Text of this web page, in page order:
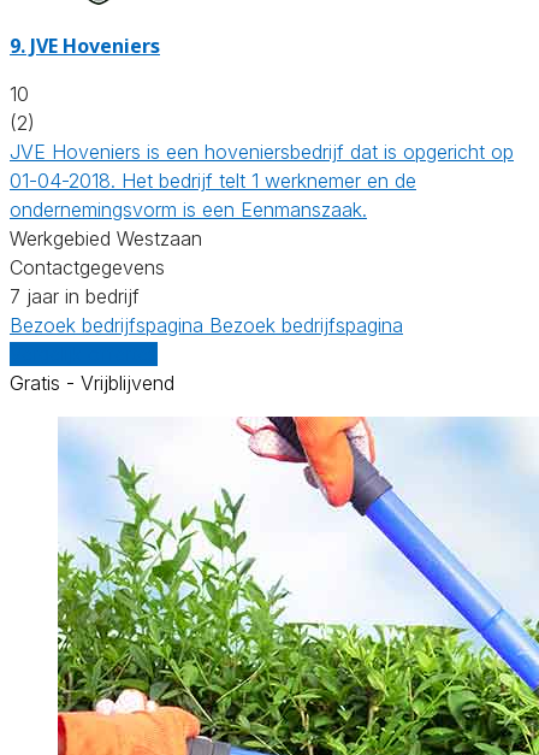
9. JVE Hoveniers
10
(2)
JVE Hoveniers is een hoveniersbedrijf dat is opgericht op
01-04-2018. Het bedrijf telt 1 werknemer en de
ondernemingsvorm is een Eenmanszaak.
Werkgebied Westzaan
Contactgegevens
7 jaar in bedrijf
Bezoek bedrijfspagina Bezoek bedrijfspagina
Gratis - Vrijblijvend